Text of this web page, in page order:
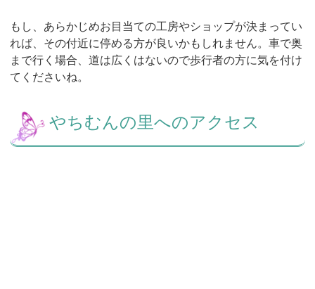
もし、あらかじめお目当ての工房やショップが決まってい
れば、その付近に停める方が良いかもしれません。車で奥
まで行く場合、道は広くはないので歩行者の方に気を付け
てくださいね。
やちむんの里へのアクセス